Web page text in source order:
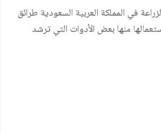
في المملكة العربية السعودية طرائق
منها بعض الأدوات التي ترشد